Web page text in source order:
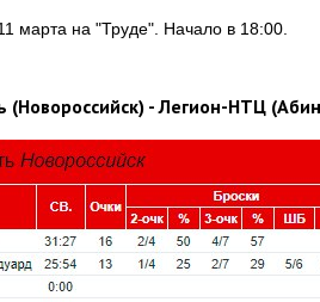
марта на "Труде". Начало в 18:00.
- Легион-НТЦ